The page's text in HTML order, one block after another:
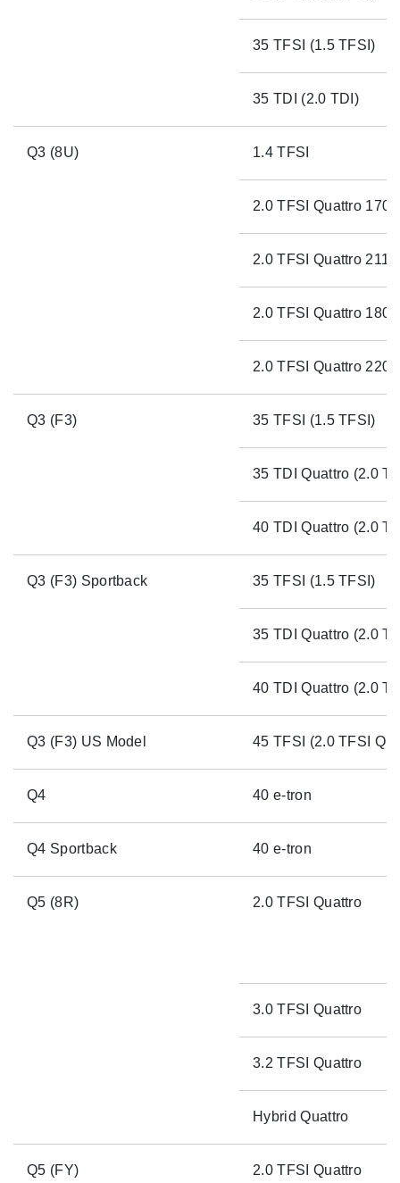
35 TFSI (1.5 TFSI)
35 TDI (2.0 TDI)
Q3 (8U) 1.4 TFSI
2.0 TFSI Quattro
2.0 TFSI Quattro
2.0 TFSI Quattro
2.0 TFSI Quattro
Q3 (F3) 35 TFSI (1.5 TFSI)
35 TDI Quattro (2.0
40 TDI Quattro (2.0
Q3 (F3) Sportback 35 TFSI (1.5 TFSI)
35 TDI Quattro (2.0
40 TDI Quattro (2.0
Q3 (F3) US Model 45 TFSI (2.0 TFSI
Q4 40 e-tron
Q4 Sportback 40 e-tron
Q5 (8R) 2.0 TFSI Quattro
3.0 TFSI Quattro
3.2 TFSI Quattro
Hybrid Quattro
Q5 (FY) 2.0 TFSI Quattro